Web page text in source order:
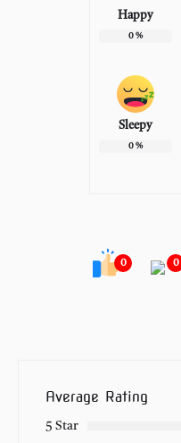
Happy
0%
Sleepy
0%
0 0
Average Rating
5 Star